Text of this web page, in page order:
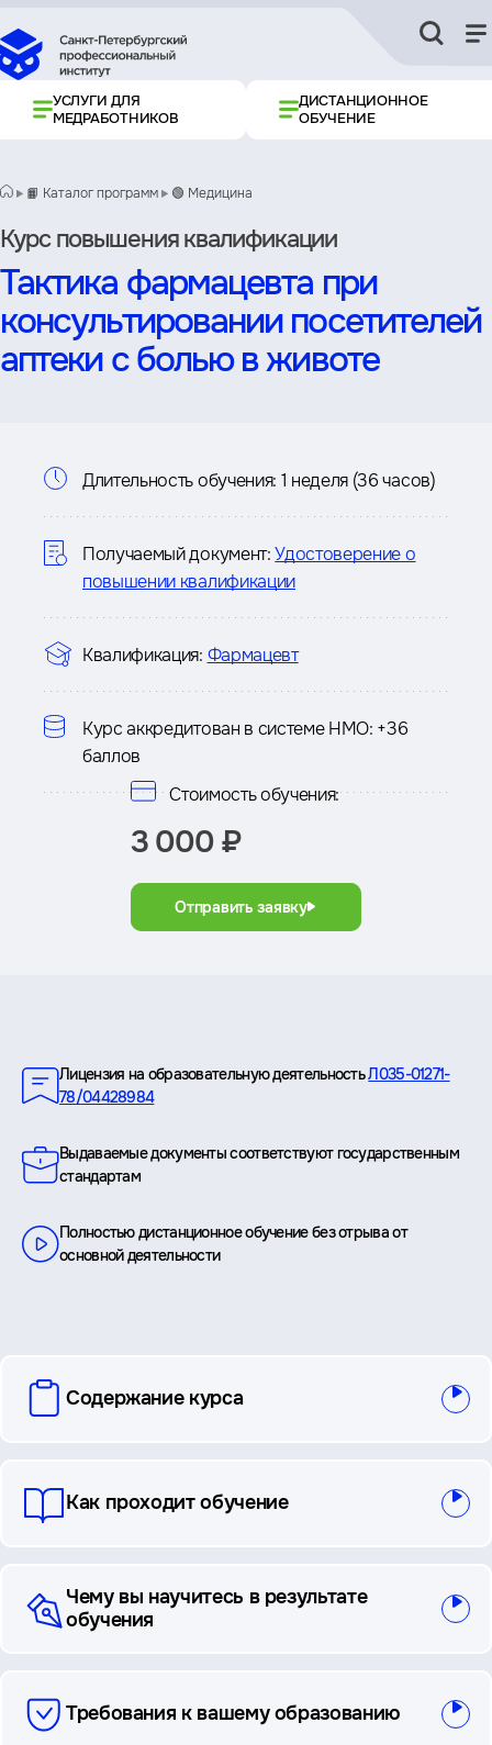
УСЛУГИ ДЛЯ
МЕДРАБОТНИКОВ
ДИСТАНЦИОННОЕ
ОБУЧЕНИЕ
📙 Каталог программ 🟢 Медицина
Курс повышения квалификации
Тактика фармацевта при
консультировании посетителей
аптеки с болью в животе
Информация
о
курсе
Длительность обучения: 1 неделя (36 часов)
Получаемый документ: Удостоверение о
повышении квалификации
Квалификация: Фармацевт
Курс аккредитован в системе НМО: +36
баллов
Стоимость обучения:
3 000 ₽
Отправить заявку
Лицензия на образовательную деятельностьЛ035-01271-
78/04428984
Выдаваемые документы соответствуют государственным
стандартам
Полностью дистанционное обучение без отрыва от
основной деятельности
вопросы
Содержание курса
Как проходит обучение
Чему вы научитесь в результате
обучения
Требования к вашему образованию